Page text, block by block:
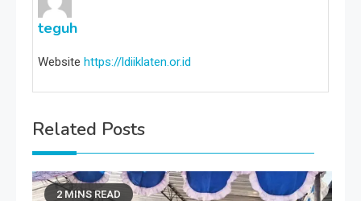
teguh
Website https://ldiiklaten.or.id
Related Posts
2 MINS READ